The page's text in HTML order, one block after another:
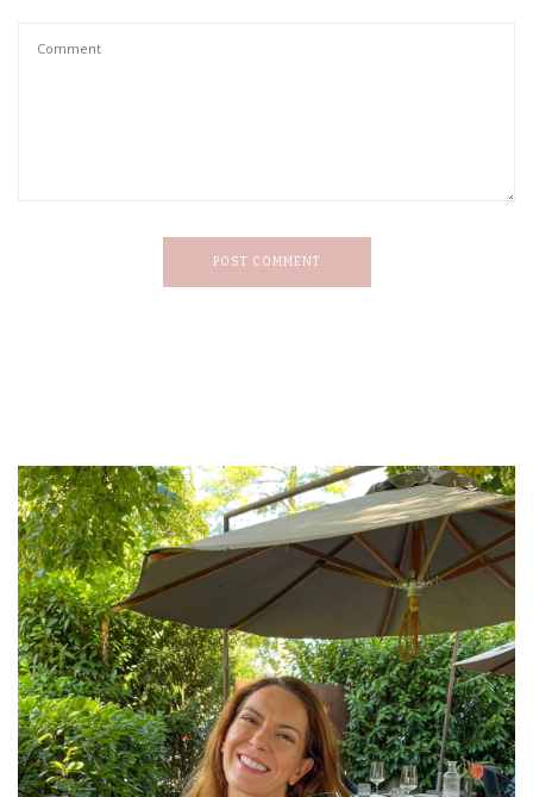
POST COMMENT